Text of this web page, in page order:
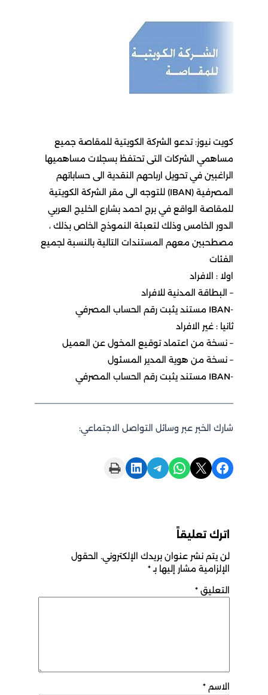
كويت نيوز: تدعو الشركة الكويتية للمقاصة جميع
مساهمي الشركات التى تحتفظ بسجلات مساهميها
الراغبين في تحويل ارباحهم النقدية الى حساباتهم
المصرفية (IBAN) للتوجه الى مقر الشركة الكويتية
للمقاصة الواقع في برج احمد بشارع الخليج العربي
الدور الخامس وذلك لتعبئة النموذج الخاص بذلك ،
مصطحبين معهم المستندات التالية بالنسبة لجميع
الفئات
اولا : الافراد
– البطاقة المدنية للافراد
-IBAN مستند يثبت رقم الحساب المصرفي
ثانيا : غير الافراد
– نسخة من اعتماد توقيع المخول عن العميل
– نسخة من هوية المدير المسئول
-IBAN مستند يثبت رقم الحساب المصرفي
شارك الخبر عبر وسائل التواصل الاجتماعي:
Share on Facebook
Share on X
Share on WhatsApp
Share on Telegram
Share on LinkedIn
Print this Page
اترك تعليقاً
لن يتم نشر عنوان بريدك الإلكتروني. الحقول
الإلزامية مشار إليها بـ*
التعليق *
الاسم *